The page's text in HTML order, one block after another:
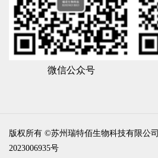
微信公众号
版权所有 ©苏州瑞特佰生物科技有限公司
2023006935号